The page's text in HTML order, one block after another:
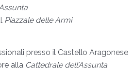
Piazzale delle Armi
presso il Castello Aragonese
alla Cattedrale dell’Assunta